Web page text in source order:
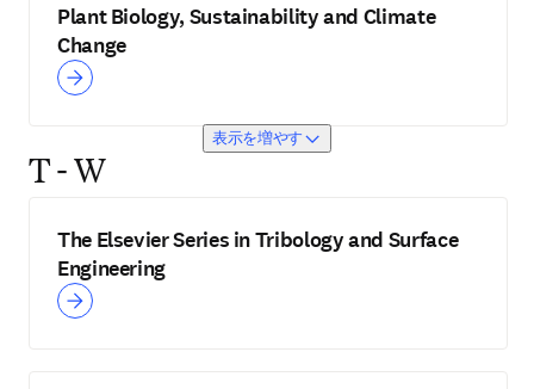
Plant Biology, Sustainability and Climate
Change
表示を増やす
T - W
The Elsevier Series in Tribology and Surface
Engineering